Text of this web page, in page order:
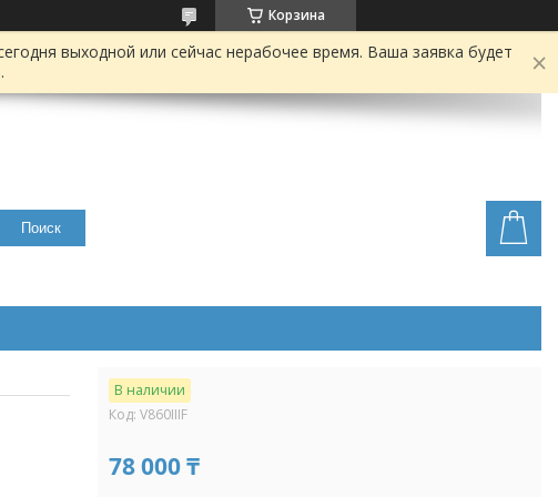
Корзина
выходной или сейчас нерабочее время. Ваша заявка будет
Поиск
В наличии
Код: V860IIIF
78 000 ₸